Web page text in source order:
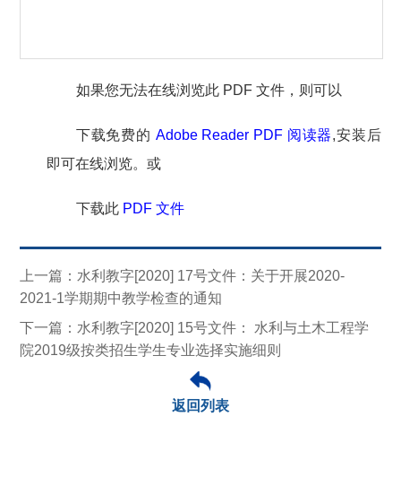
如果您无法在线浏览此 PDF 文件，则可以
下载免费的 Adobe Reader PDF 阅读器,安装后
即可在线浏览。或
下载此 PDF 文件
上一篇：水利教字[2020] 17号文件：关于开展2020-
2021-1学期期中教学检查的通知
下一篇：水利教字[2020] 15号文件： 水利与土木工程学
院2019级按类招生学生专业选择实施细则
返回列表